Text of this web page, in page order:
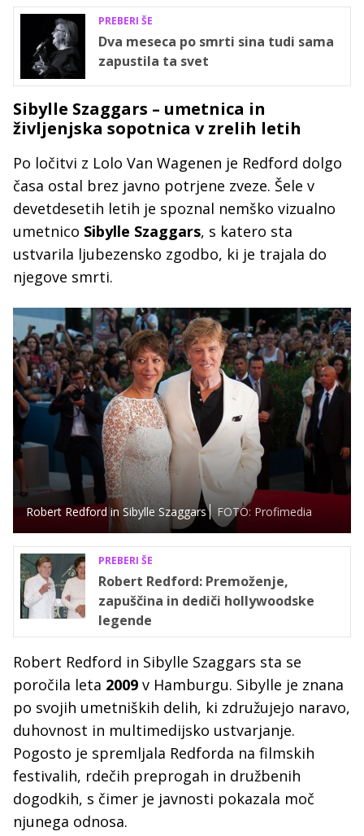
PREBERI ŠE
Dva meseca po smrti sina tudi sama
zapustila ta svet
Sibylle Szaggars – umetnica in
življenjska sopotnica v zrelih letih
Po ločitvi z Lolo Van Wagenen je Redford dolgo
časa ostal brez javno potrjene zveze. Šele v
devetdesetih letih je spoznal nemško vizualno
umetnico Sibylle Szaggars, s katero sta
ustvarila ljubezensko zgodbo, ki je trajala do
njegove smrti.
Robert Redford in Sibylle Szaggars FOTO: Profimedia
PREBERI ŠE
Robert Redford: Premoženje,
zapuščina in dediči hollywoodske
legende
Robert Redford in Sibylle Szaggars sta se
poročila leta 2009 v Hamburgu. Sibylle je znana
po svojih umetniških delih, ki združujejo naravo,
duhovnost in multimedijsko ustvarjanje.
Pogosto je spremljala Redforda na filmskih
festivalih, rdečih preprogah in družbenih
dogodkih, s čimer je javnosti pokazala moč
njunega odnosa.